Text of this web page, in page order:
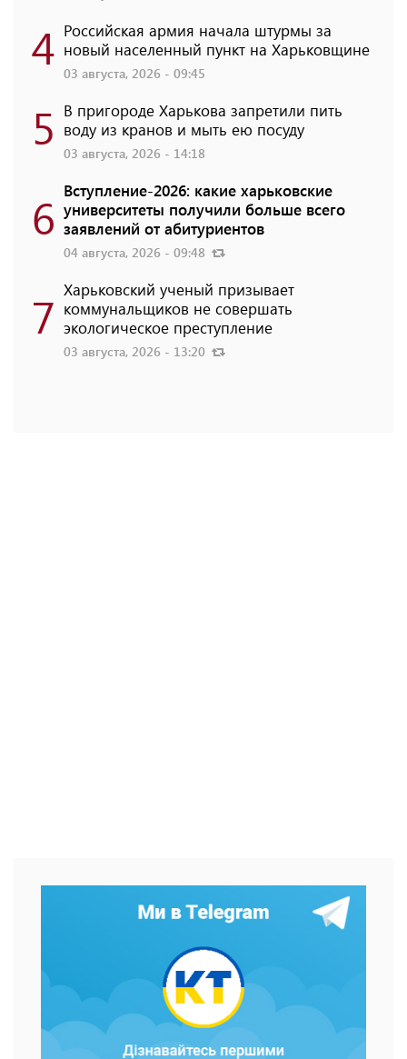
4 Российская армия начала штурмы за
новый населенный пункт на Харьковщине
03 августа, 2026 - 09:45
5 В пригороде Харькова запретили пить
воду из кранов и мыть ею посуду
03 августа, 2026 - 14:18
6 Вступление-2026: какие харьковские
университеты получили больше всего
заявлений от абитуриентов
04 августа, 2026 - 09:48
7 Харьковский ученый призывает
коммунальщиков не совершать
экологическое преступление
03 августа, 2026 - 13:20